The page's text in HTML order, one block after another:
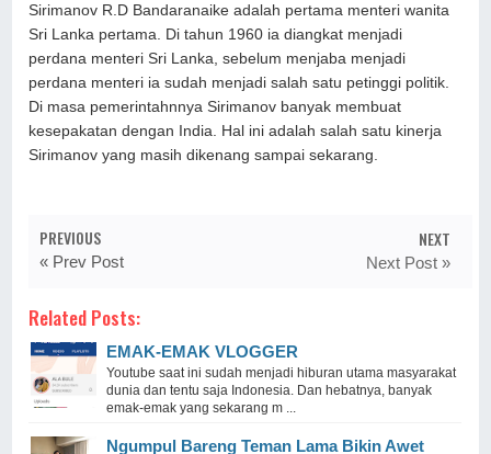
Sirimanov R.D Bandaranaike adalah pertama menteri wanita
Sri Lanka pertama. Di tahun 1960 ia diangkat menjadi
perdana menteri Sri Lanka, sebelum menjaba menjadi
perdana menteri ia sudah menjadi salah satu petinggi politik.
Di masa pemerintahnnya Sirimanov banyak membuat
kesepakatan dengan India. Hal ini adalah salah satu kinerja
Sirimanov yang masih dikenang sampai sekarang.
PREVIOUS
« Prev Post
NEXT
Next Post »
Related Posts:
EMAK-EMAK VLOGGER
Youtube saat ini sudah menjadi hiburan utama masyarakat
dunia dan tentu saja Indonesia. Dan hebatnya, banyak
emak-emak yang sekarang m ...
Ngumpul Bareng Teman Lama Bikin Awet